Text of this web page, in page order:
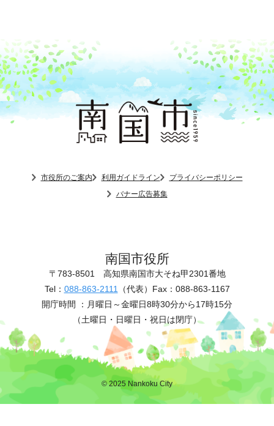
市役所のご案内 利用ガイドライン
プライバシーポリシー
バナー広告募集
南国市役所
〒783-8501 高知県南国市大そね甲2301番地
Tel： 088-863-2111 （代表） Fax：088-863-1167
開庁時間 ： 月曜日～金曜日8時30分から17時15分
（土曜日・日曜日・祝日は閉庁）
© 2025 Nankoku City